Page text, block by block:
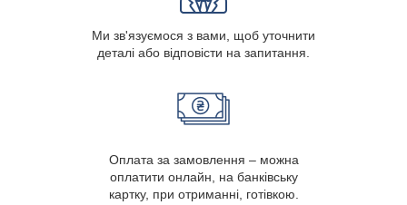
Ми зв'язуємося з вами, щоб уточнити
деталі або відповісти на запитання.
Оплата за замовлення – можна
оплатити онлайн, на банківську
картку, при отриманні, готівкою.